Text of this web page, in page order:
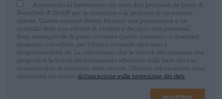
Acconsento al trattamento dei miei dati personali da parte di
Bierothek ® GmbH per la creazione e la gestione di un account
cliente. Questo account cliente fornisce una panoramica e un
controllo delle mie attività di vendita e dei miei dati personali.
Sono consapevole di poter revocare questo consenso in qualsiasi
momento con effetto per il futuro inviando un'e-mail a
shop@bierothek.de. La informiamo che la revoca del consenso non
pregiudica la liceità del trattamento effettuato sulla base del suo
consenso fino al momento della revoca. Ulteriori informazioni sono
disponibili nel nostro dichiarazione sulla protezione dei dati